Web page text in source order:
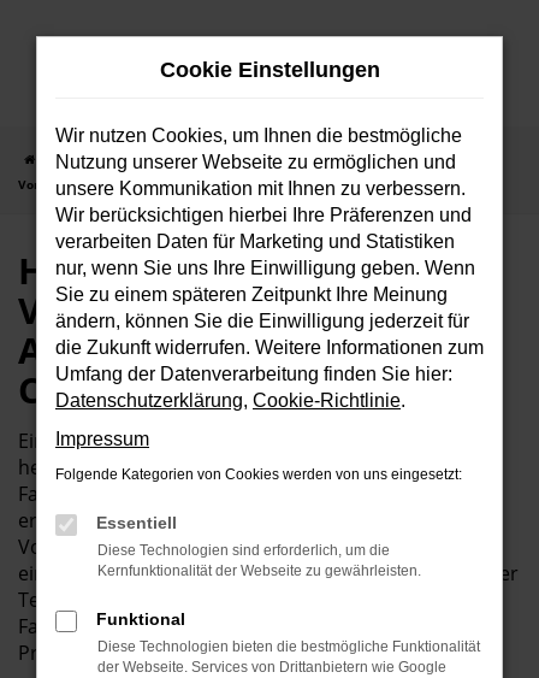
Zum
Startseite Hyundai Hyundai IONIQ 5
Hyundai-IONIQ 5
Vorführwagen bei Autohaus Bunk GmbH & Co. KG im Saarland
Hyundai-IONIQ 5
Vorführwagen bei
Autohaus Bunk GmbH &
Co. KG im Saarland
Ein Hyundai-IONIQ 5 Vorführwagen bietet Ihnen eine
hervorragende Gelegenheit, ein nahezu neues
Fahrzeug zu einem besonders attraktiven Preis zu
erwerben. Diese Fahrzeuge wurden von uns als
Vorführwagen genutzt und sind in einem
einwandfreien Zustand. Sie profitieren von modernster
Technik, hoher Ausstattung und einem fast neuen
Fahrgefühl – und das zu einem deutlich günstigeren
Preis als ein Neuwagen.
Cookie Einstellungen
Wir nutzen Cookies, um Ihnen die bestmögliche
Nutzung unserer Webseite zu ermöglichen und
unsere Kommunikation mit Ihnen zu verbessern.
Wir berücksichtigen hierbei Ihre Präferenzen und
verarbeiten Daten für Marketing und Statistiken
nur, wenn Sie uns Ihre Einwilligung geben. Wenn
Sie zu einem späteren Zeitpunkt Ihre Meinung
ändern, können Sie die Einwilligung jederzeit für
die Zukunft widerrufen. Weitere Informationen zum
Umfang der Datenverarbeitung finden Sie hier:
Datenschutzerklärung, Cookie-Richtlinie.
Impressum
Folgende Kategorien von Cookies werden von uns eingesetzt:
Essentiell
Diese Technologien sind erforderlich, um die
Kernfunktionalität der Webseite zu gewährleisten.
Funktional
Diese Technologien bieten die bestmögliche Funktionalität
der Webseite. Services von Drittanbietern wie Google